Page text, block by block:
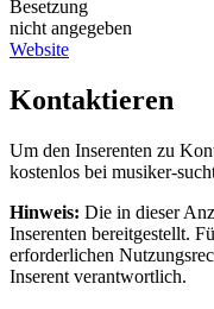
Besetzung
nicht angegeben
Website
Kontaktieren
Um den Inserenten zu
kostenlos bei musiker-
Hinweis: Die in dieser
Inserenten bereitgestellt.
erforderlichen
Inserent verantwortlich.